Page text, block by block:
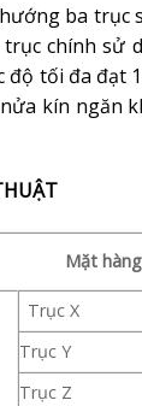
ba trục
trục chính sử
độ tối đa đạt
kín ngăn
Mặt hàng
Trục X
Trục Y
Trục Z